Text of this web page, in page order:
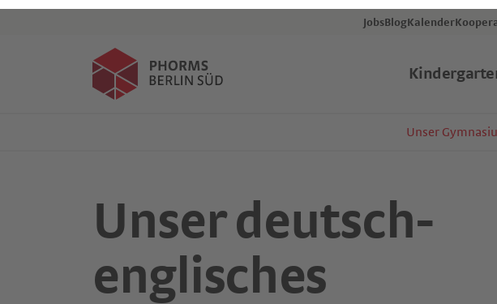
Kindergarten
Unser deutsch-
englisches